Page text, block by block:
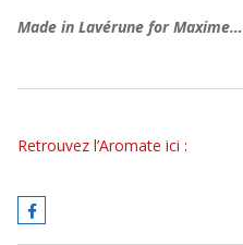
Made in Lavérune for Maxime…
Retrouvez l’Aromate ici :